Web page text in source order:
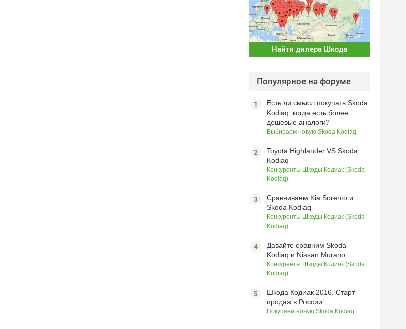
Найти дилера Шкода
Популярное на форуме
Есть ли смысл покупать Skoda
Kodiaq, когда есть более
дешевые аналоги?
Выбираем новую Skoda Kodiaq
Toyota Highlander VS Skoda
Kodiaq
Конкуренты Шкоды Кодиак (Skoda
Kodiaq)
Сравниваем Kia Sorento и
Skoda Kodiaq
Конкуренты Шкоды Кодиак (Skoda
Kodiaq)
Давайте сравним Skoda
Kodiaq и Nissan Murano
Конкуренты Шкоды Кодиак (Skoda
Kodiaq)
Шкода Кодиак 2016. Старт
продаж в России
Покупаем новую Skoda Kodiaq